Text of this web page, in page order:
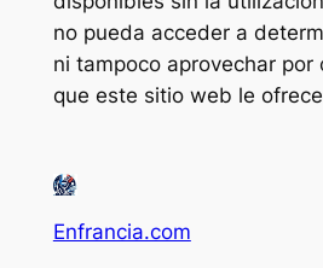
no pueda acceder a
ni tampoco aprovechar
que este sitio web le
Enfrancia.com